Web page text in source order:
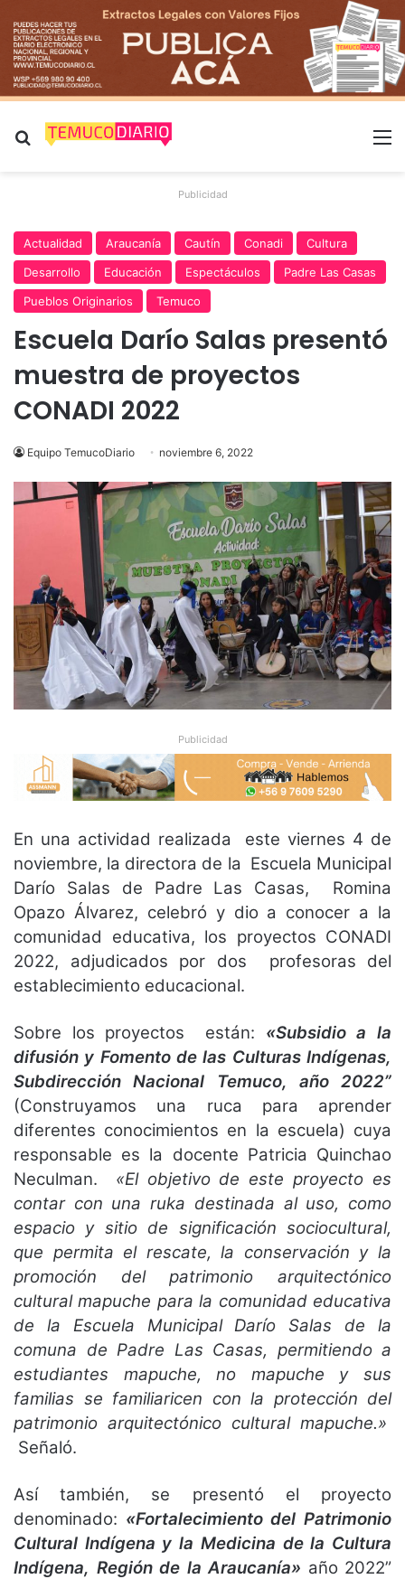
Buscar por
Publicidad
Actualidad Araucanía Cautín Conadi
Cultura
Desarrollo
Educación Espectáculos
Padre Las Casas
Pueblos Originarios
Temuco
Escuela Darío Salas presentó
muestra de proyectos
CONADI 2022
Equipo TemucoDiario noviembre 6, 2022
Publicidad
En una actividad realizada este viernes 4 de
noviembre, la directora de la Escuela Municipal
Darío Salas de Padre Las Casas, Romina
Opazo Álvarez, celebró y dio a conocer a la
comunidad educativa, los proyectos CONADI
2022, adjudicados por dos profesoras del
establecimiento educacional.
Sobre los proyectos están: «Subsidio a la
difusión y Fomento de las Culturas Indígenas,
Subdirección Nacional Temuco, año 2022”
(Construyamos una ruca para aprender
diferentes conocimientos en la escuela) cuya
responsable es la docente Patricia Quinchao
Neculman. «El objetivo de este proyecto es
contar con una ruka destinada al uso, como
espacio y sitio de significación sociocultural,
que permita el rescate, la conservación y la
promoción del patrimonio arquitectónico
cultural mapuche para la comunidad educativa
de la Escuela Municipal Darío Salas de la
comuna de Padre Las Casas, permitiendo a
estudiantes mapuche, no mapuche y sus
familias se familiaricen con la protección del
patrimonio arquitectónico cultural mapuche.»
Señaló.
Así también, se presentó el proyecto
denominado: «Fortalecimiento del Patrimonio
Cultural Indígena y la Medicina de la Cultura
Indígena, Región de la Araucanía» año 2022”